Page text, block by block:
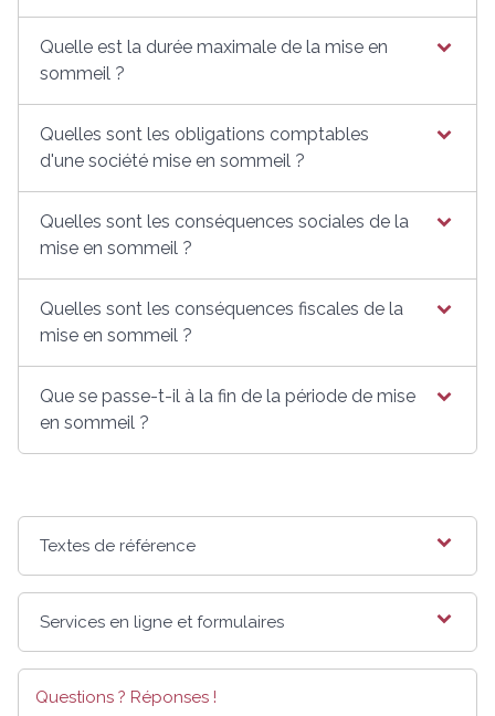
Quelle est la durée maximale de la mise en
sommeil ?
Quelles sont les obligations comptables
d'une société mise en sommeil ?
Quelles sont les conséquences sociales de la
mise en sommeil ?
Quelles sont les conséquences fiscales de la
mise en sommeil ?
Que se passe-t-il à la fin de la période de mise
en sommeil ?
Textes de référence
Services en ligne et formulaires
Questions ? Réponses !